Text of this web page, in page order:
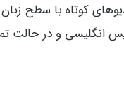
کوتاه با سطح زبان
انگلیسی و در حالت